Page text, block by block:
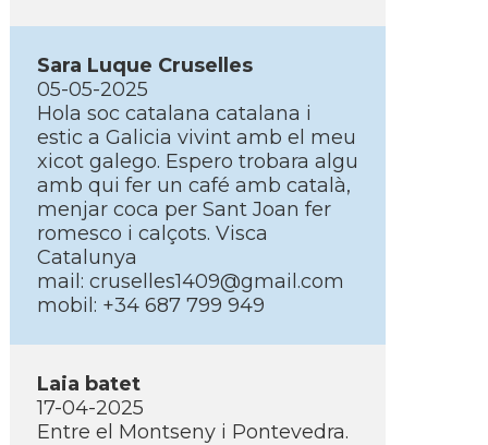
Sara Luque Cruselles
05-05-2025
Hola soc catalana catalana i
estic a Galicia vivint amb el meu
xicot galego. Espero trobara algu
amb qui fer un café amb català,
menjar coca per Sant Joan fer
romesco i calçots. Visca
Catalunya
mail: cruselles1409@gmail.com
mobil: +34 687 799 949
Laia batet
17-04-2025
Entre el Montseny i Pontevedra.